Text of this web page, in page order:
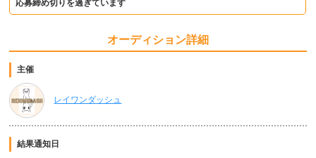
応募締め切りを過ぎています
オーディション詳細
主催
レイワンダッシュ
結果通知日